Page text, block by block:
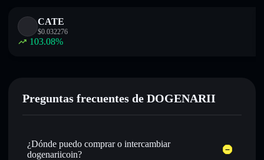
CATE
$0.032276
103.08%
Preguntas frecuentes de DOGENARII
¿Dónde puedo comprar o intercambiar
dogenariicoin?